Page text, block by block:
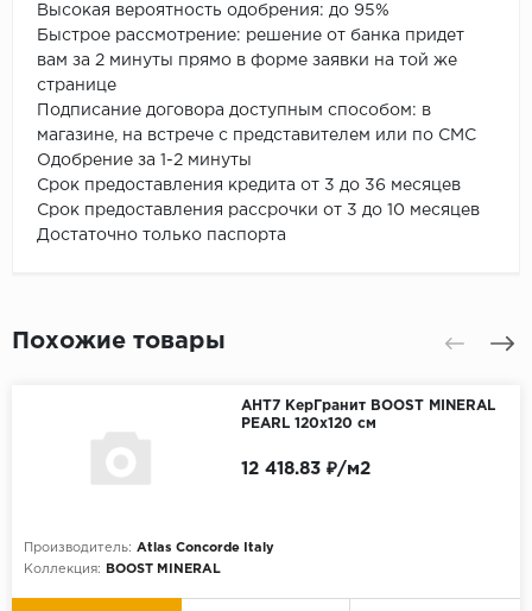
Высокая вероятность одобрения: до 95%
Быстрое рассмотрение: решение от банка придет
вам за 2 минуты прямо в форме заявки на той же
странице
Подписание договора доступным способом: в
магазине, на встрече с представителем или по СМС
Одобрение за 1-2 минуты
Срок предоставления кредита от 3 до 36 месяцев
Срок предоставления рассрочки от 3 до 10 месяцев
Достаточно только паспорта
Похожие товары
AHT7 КерГранит BOOST MINERAL
PEARL 120x120 см
Производитель: Atlas Concorde Italy
Коллекция:
BOOST MINERAL
12 418.83 ₽/м2